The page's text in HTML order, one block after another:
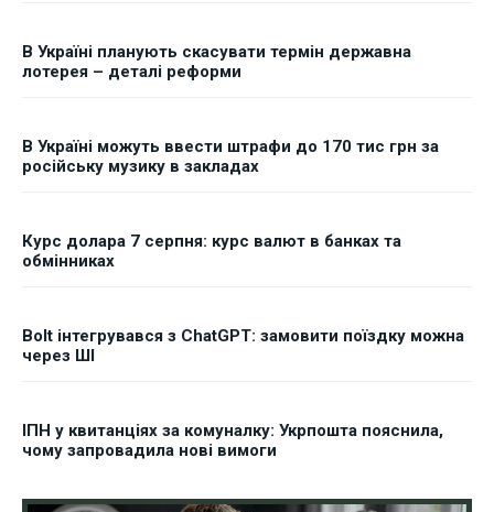
В Україні планують скасувати термін державна
лотерея – деталі реформи
В Україні можуть ввести штрафи до 170 тис грн за
російську музику в закладах
Курс долара 7 серпня: курс валют в банках та
обмінниках
Bolt інтегрувався з ChatGPT: замовити поїздку можна
через ШІ
ІПН у квитанціях за комуналку: Укрпошта пояснила,
чому запровадила нові вимоги